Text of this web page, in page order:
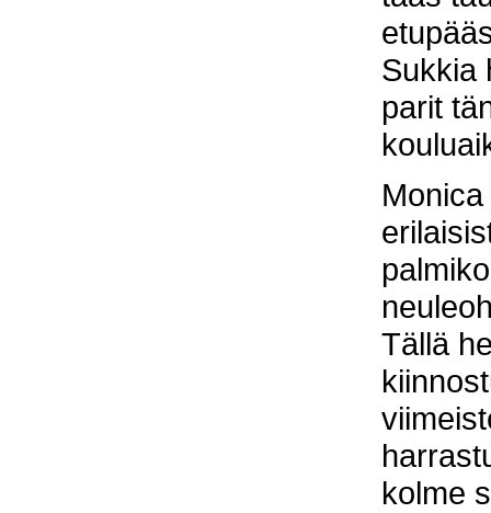
Sukkia
parit
Tällä
kolme